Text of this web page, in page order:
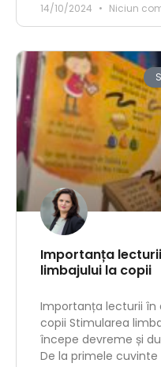
14/10/2024 Niciun
Importanța
limbajului la copii
Importanța lecturii în
copii Stimularea
începe devreme și
De la primele cuvinte